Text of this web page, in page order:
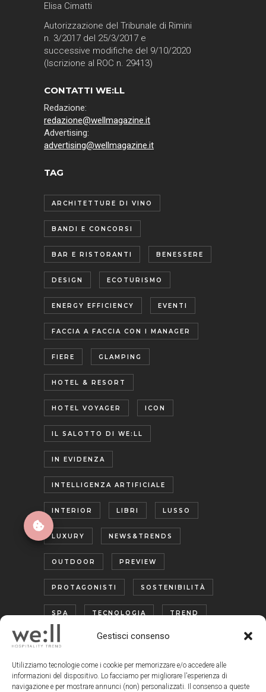
Gestisci consenso
Utilizziamo tecnologie come i cookie per memorizzare e/o accedere alle
informazioni del dispositivo. Lo facciamo per migliorare l'esperienza di
navigazione e per mostrare annunci (non) personalizzati. Il consenso a queste
Elisa Cimatti
Autorizzazione del Tribunale di Rimini
n. 3/2017 del 25/3/2017 e
successive modifiche del 9/10/2020
(Iscrizione al ROC n. 29413)
CONTATTI WE:LL
Redazione:
redazione@wellmagazine.it
Advertising:
advertising@wellmagazine.it
TAG
ARCHITETTURE DI VINO
BANDI E CONCORSI
BAR E RISTORANTI BENESSERE
DESIGN ECOTURISMO
ENERGY EFFICIENCY EVENTI
FACCIA A FACCIA CON I MANAGER
FIERE GLAMPING
HOTEL & RESORT
HOTEL VOYAGER ICON
IL SALOTTO DI WE:LL
IN EVIDENZA
INTELLIGENZA ARTIFICIALE
INTERIOR LIBRI LUSSO
LUXURY NEWS&TRENDS
OUTDOOR PREVIEW
PROTAGONISTI SOSTENIBILITÀ
SPA TECNOLOGIA TREND
TURISMO ENOGASTRONOMICO
WELLNESS